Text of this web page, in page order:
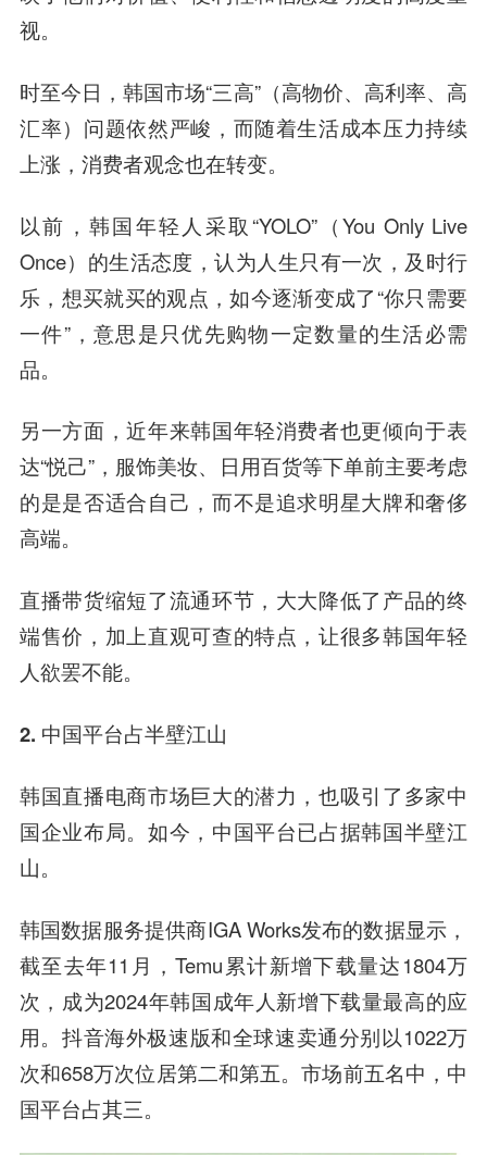
视。
时至今日，韩国市场“三高”（高物价、高利率、高
汇率）问题依然严峻，而随着生活成本压力持续
上涨，消费者观念也在转变。
以前，韩国年轻人采取“YOLO”（You Only Live
Once）的生活态度，认为人生只有一次，及时行
乐，想买就买的观点，如今逐渐变成了“你只需要
一件”，意思是只优先购物一定数量的生活必需
品。
另一方面，近年来韩国年轻消费者也更倾向于表
达“悦己”，服饰美妆、日用百货等下单前主要考虑
的是是否适合自己，而不是追求明星大牌和奢侈
高端。
直播带货缩短了流通环节，大大降低了产品的终
端售价，加上直观可查的特点，让很多韩国年轻
人欲罢不能。
2. 中国平台占半壁江山
韩国直播电商市场巨大的潜力，也吸引了多家中
国企业布局。如今，中国平台已占据韩国半壁江
山。
韩国数据服务提供商IGA Works发布的数据显示，
截至去年11月，Temu累计新增下载量达1804万
次，成为2024年韩国成年人新增下载量最高的应
用。抖音海外极速版和全球速卖通分别以1022万
次和658万次位居第二和第五。市场前五名中，中
国平台占其三。